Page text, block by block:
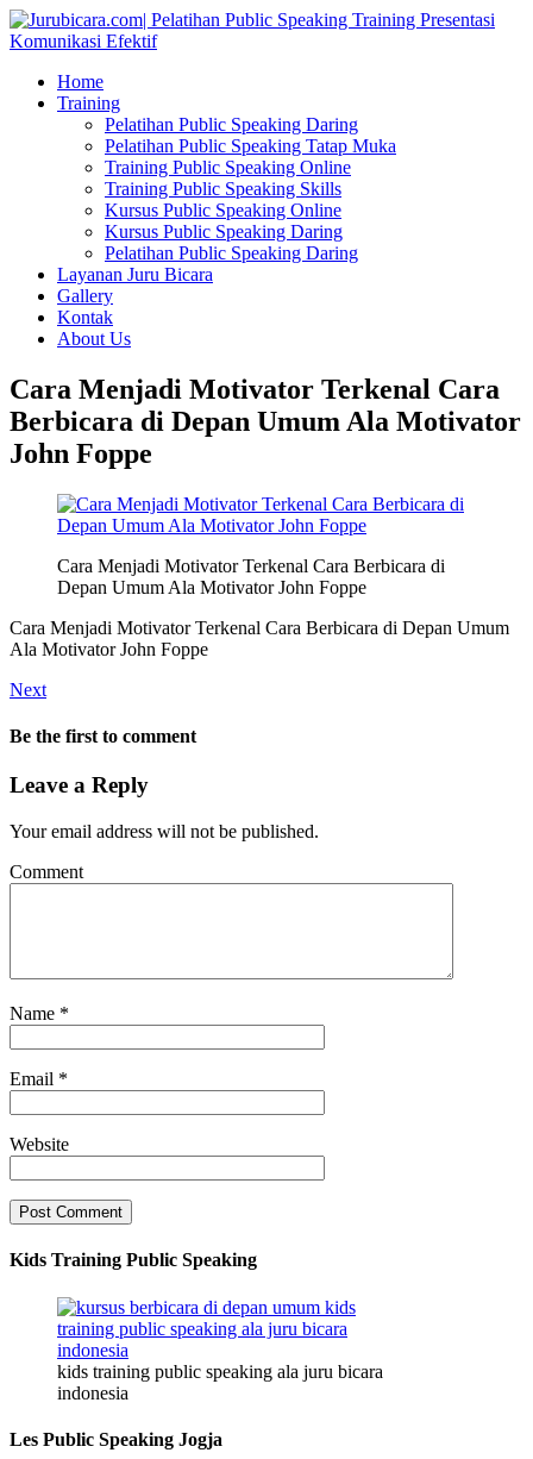
Home
Training
Pelatihan Public Speaking Daring
Pelatihan Public Speaking Tatap Muka
Training Public Speaking Online
Training Public Speaking Skills
Kursus Public Speaking Online
Kursus Public Speaking Daring
Pelatihan Public Speaking Daring
Layanan Juru Bicara
Gallery
Kontak
About Us
Cara Menjadi Motivator Terkenal Cara
Berbicara di Depan Umum Ala Motivator
John Foppe
Cara Menjadi Motivator Terkenal Cara Berbicara di
Depan Umum Ala Motivator John Foppe
Cara Menjadi Motivator Terkenal Cara Berbicara di Depan Umum
Ala Motivator John Foppe
Next
Be the first to comment
Leave a Reply
Your email address will not be published.
Comment
Name *
Email *
Website
Kids Training Public Speaking
kids training public speaking ala juru bicara
indonesia
Les Public Speaking Jogja